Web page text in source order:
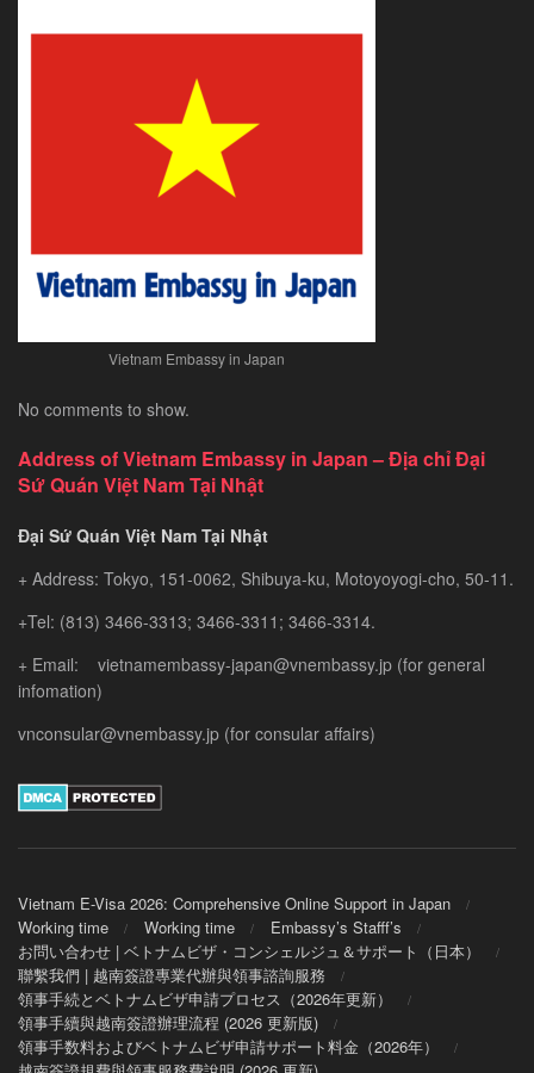
Vietnam Embassy in Japan
No comments to show.
Address of Vietnam Embassy in Japan – Địa chỉ Đại
Sứ Quán Việt Nam Tại Nhật
Đại Sứ Quán Việt Nam Tại Nhật
+ Address: Tokyo, 151-0062, Shibuya-ku, Motoyoyogi-cho, 50-11.
+Tel: (813) 3466-3313; 3466-3311; 3466-3314.
+ Email: vietnamembassy-japan@vnembassy.jp (for general
infomation)
vnconsular@vnembassy.jp (for consular affairs)
Vietnam E-Visa 2026: Comprehensive Online Support in Japan
Working time
Working time
Embassy’s Stafff’s
お問い合わせ | ベトナムビザ・コンシェルジュ＆サポート（日本）
聯繫我們 | 越南簽證專業代辦與領事諮詢服務
領事手続とベトナムビザ申請プロセス（2026年更新）
領事手續與越南簽證辦理流程 (2026 更新版)
領事手数料およびベトナムビザ申請サポート料金（2026年）